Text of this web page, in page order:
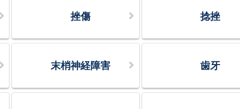
挫傷 捻挫
末梢神経障害 歯牙